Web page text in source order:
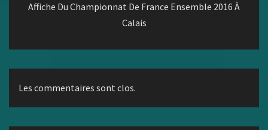
Affiche Du Championnat De France Ensemble 2016 À
Calais
Les commentaires sont clos.